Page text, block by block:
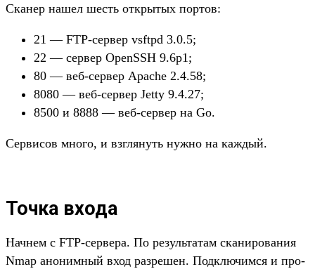
Ска­нер нашел шесть откры­тых пор­тов:
21 — FTP-сер­вер vsftpd 3.0.5;
22 — сер­вер OpenSSH 9.6p1;
80 — веб‑сер­вер Apache 2.4.58;
8080 — веб‑сер­вер Jetty 9.4.27;
8500 и 8888 — веб‑сер­вер на Go.
Сер­висов мно­го, и взгля­нуть нуж­но на каж­дый.
Точка входа
Нач­нем с FTP-сер­вера. По резуль­татам ска­ниро­вания
Nmap ано­ним­ный вход раз­решен. Под­клю­чим­ся и про­